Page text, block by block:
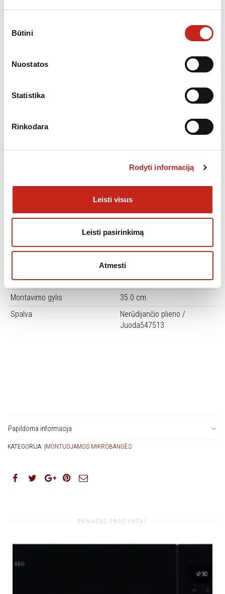
pasirinkimas
Būtini
Nuostatos
Statistika
Rinkodara
Rodyti informaciją
Leisti visus
Leisti pasirinkimą
Atmesti
Vidaus danga
technologija
Vidaus apšvietimas
Automatinės kepimo programos
Švelnus durelių uždarymas
Nėra
Nėra
Nėra
Aukštis
38.8 cm
Montavimo aukštis, cm
38.0 cm
Plotis
59.5 cm
56.0 cm
Gylis
34.7 cm
Montavimo gylis
35.0 cm
Spalva
Nerūdijančio plieno /
Juoda547513
Papildoma informacija
KATEGORIJA: ĮMONTUOJAMOS MIKROBANGĖS
PANAŠŪS PRODUKTAI